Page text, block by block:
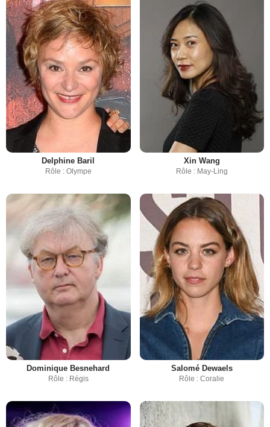
Delphine Baril
Rôle : Olympe
Xin Wang
Rôle : May-Ling
Dominique Besnehard
Rôle : Régis
Salomé Dewaels
Rôle : Coralie